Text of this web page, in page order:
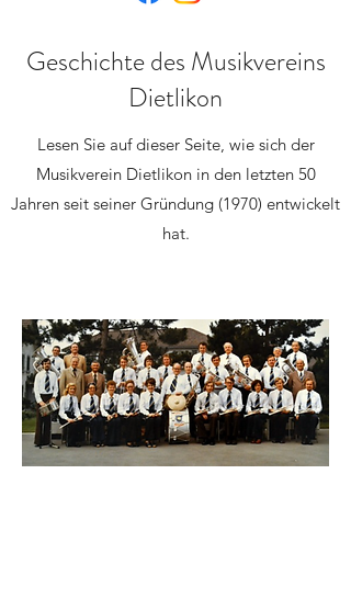
Geschichte des Musikvereins
Dietlikon
Lesen Sie auf dieser Seite, wie sich der
Musikverein Dietlikon in den letzten 50
Jahren seit seiner Gründung (1970) entwickelt
hat.